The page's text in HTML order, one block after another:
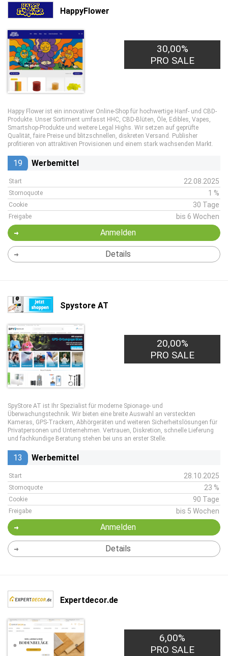
HappyFlower
30,00%
PRO SALE
Happy Flower ist ein innovativer Online-Shop für hochwertige Hanf- und CBD-
Produkte. Unser Sortiment umfasst HHC, CBD-Blüten, Öle, Edibles, Vapes,
Smartshop-Produkte und weitere Legal Highs. Wir setzen auf geprüfte
Qualität, faire Preise und blitzschnellen, diskreten Versand. Publisher
profitieren von attraktiven Provisionen und einem stark wachsenden Markt.
19 Werbemittel
Start 22.08.2025
Stornoquote 1 %
Cookie 30 Tage
Freigabe bis 6 Wochen
Anmelden
Details
Spystore AT
20,00%
PRO SALE
SpyStore AT ist Ihr Spezialist für moderne Spionage- und
Überwachungstechnik. Wir bieten eine breite Auswahl an versteckten
Kameras, GPS-Trackern, Abhörgeräten und weiteren Sicherheitslösungen für
Privatpersonen und Unternehmen. Vertrauen, Diskretion, schnelle Lieferung
und fachkundige Beratung stehen bei uns an erster Stelle.
13 Werbemittel
Start 28.10.2025
Stornoquote 23 %
Cookie 90 Tage
Freigabe bis 5 Wochen
Anmelden
Details
Expertdecor.de
6,00%
PRO SALE